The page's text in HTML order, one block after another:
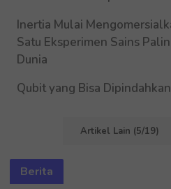
Inertia Mulai
Satu Eksperimen Sains
Dunia
Qubit yang Bisa Dipindahkan
Artikel Lain (5/19)
Berita